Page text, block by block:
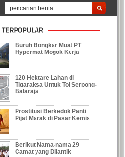
APBD 2023 Dengan Catatan
Buruh Bongkar Muat PT
Hypermat Mogok Kerja
120 Hektare Lahan di
Tigaraksa Untuk Tol Serpong-
Balaraja
Prostitusi Berkedok Panti
Pijat Marak di Pasar Kemis
Berikut Nama-nama 29
Camat yang Dilantik